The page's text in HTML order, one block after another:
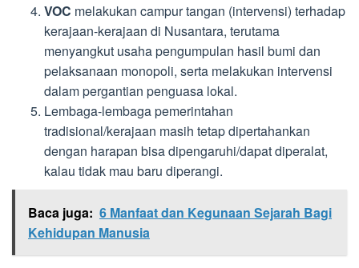
VOC melakukan campur tangan (intervensi) terhadap
kerajaan-kerajaan di Nusantara, terutama
menyangkut usaha pengumpulan hasil bumi dan
pelaksanaan monopoli, serta melakukan intervensi
dalam pergantian penguasa lokal.
Lembaga-lembaga pemerintahan
tradisional/kerajaan masih tetap dipertahankan
dengan harapan bisa dipengaruhi/dapat diperalat,
kalau tidak mau baru diperangi.
Baca juga: 6 Manfaat dan Kegunaan Sejarah Bagi
Kehidupan Manusia